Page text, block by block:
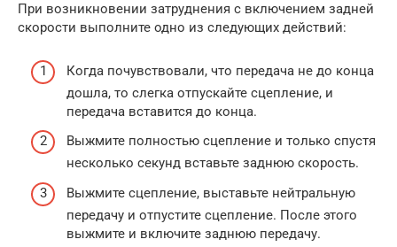
При возникновении затруднения с включением задней
скорости выполните одно из следующих действий:
Когда почувствовали, что передача не до конца
дошла, то слегка отпускайте сцепление, и
передача вставится до конца.
Выжмите полностью сцепление и только спустя
несколько секунд вставьте заднюю скорость.
Выжмите сцепление, выставьте нейтральную
передачу и отпустите сцепление. После этого
выжмите и включите заднюю передачу.